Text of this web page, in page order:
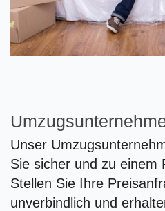
Unser
Sie sicher und zu einem
Stellen Sie Ihre
unverbindlich und